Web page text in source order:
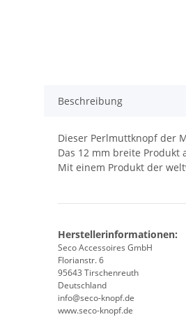
Beschreibung
Dieser Perlmuttknopf der
Das 12 mm breite Produkt
Mit einem Produkt der
Herstellerinformationen:
Seco Accessoires GmbH
Florianstr. 6
95643 Tirschenreuth
Deutschland
info@seco-knopf.de
www.seco-knopf.de